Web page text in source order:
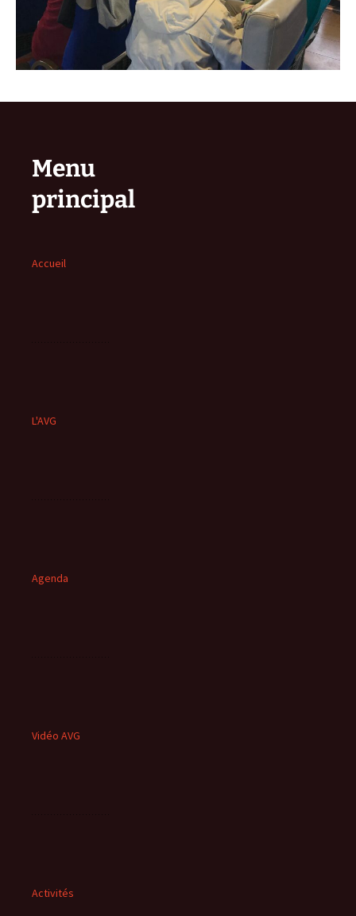
Menu
principal
Accueil
L'AVG
Agenda
Vidéo AVG
Activités